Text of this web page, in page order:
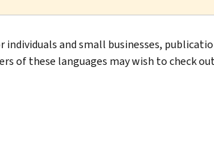
and small businesses,
of these languages may wish to check